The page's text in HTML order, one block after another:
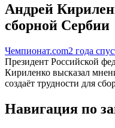
Андрей
сборной Сербии
Чемпионат.com2 года
Президент Российской
Кириленко высказал
создаёт трудности для
Навигация по